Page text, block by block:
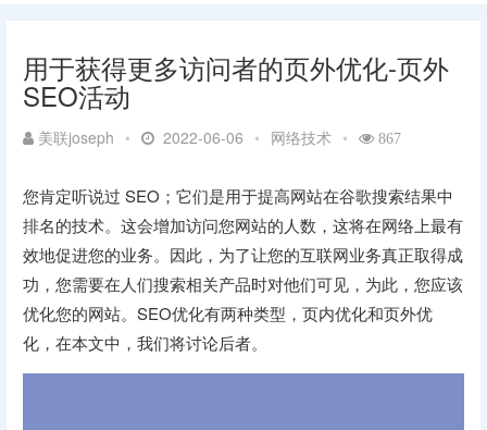
用于获得更多访问者的页外优化-页外
SEO活动
美联joseph • 2022-06-06 • 网络技术 • 867
您肯定听说过 SEO；它们是用于提高网站在谷歌搜索结果中
排名的技术。这会增加访问您网站的人数，这将在网络上最有
效地促进您的业务。因此，为了让您的互联网业务真正取得成
功，您需要在人们搜索相关产品时对他们可见，为此，您应该
优化您的网站。SEO优化有两种类型，页内优化和页外优
化，在本文中，我们将讨论后者。